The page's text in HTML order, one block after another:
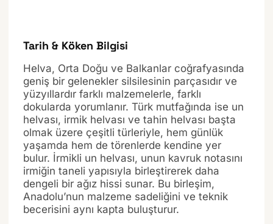
Tarih & Köken Bilgisi
Helva, Orta Doğu ve Balkanlar coğrafyasında
geniş bir gelenekler silsilesinin parçasıdır ve
yüzyıllardır farklı malzemelerle, farklı
dokularda yorumlanır. Türk mutfağında ise un
helvası, irmik helvası ve tahin helvası başta
olmak üzere çeşitli türleriyle, hem günlük
yaşamda hem de törenlerde kendine yer
bulur. İrmikli un helvası, unun kavruk notasını
irmiğin taneli yapısıyla birleştirerek daha
dengeli bir ağız hissi sunar. Bu birleşim,
Anadolu’nun malzeme sadeliğini ve teknik
becerisini aynı kapta buluşturur.